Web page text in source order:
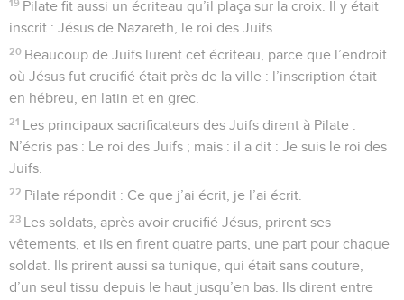
19 Pilate fit aussi un écriteau qu’il plaça sur la croix. Il y était
inscrit : Jésus de Nazareth, le roi des Juifs.
20 Beaucoup de Juifs lurent cet écriteau, parce que l’endroit
où Jésus fut crucifié était près de la ville : l’inscription était
en hébreu, en latin et en grec.
21 Les principaux sacrificateurs des Juifs dirent à Pilate :
N’écris pas : Le roi des Juifs ; mais : il a dit : Je suis le roi des
Juifs.
22 Pilate répondit : Ce que j’ai écrit, je l’ai écrit.
23 Les soldats, après avoir crucifié Jésus, prirent ses
vêtements, et ils en firent quatre parts, une part pour chaque
soldat. Ils prirent aussi sa tunique, qui était sans couture,
d’un seul tissu depuis le haut jusqu’en bas. Ils dirent entre